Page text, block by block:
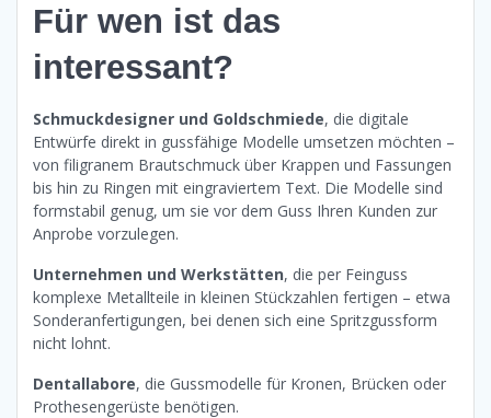
Für wen ist das
interessant?
Schmuckdesigner und Goldschmiede, die digitale
Entwürfe direkt in gussfähige Modelle umsetzen möchten –
von filigranem Brautschmuck über Krappen und Fassungen
bis hin zu Ringen mit eingraviertem Text. Die Modelle sind
formstabil genug, um sie vor dem Guss Ihren Kunden zur
Anprobe vorzulegen.
Unternehmen und Werkstätten, die per Feinguss
komplexe Metallteile in kleinen Stückzahlen fertigen – etwa
Sonderanfertigungen, bei denen sich eine Spritzgussform
nicht lohnt.
Dentallabore, die Gussmodelle für Kronen, Brücken oder
Prothesengerüste benötigen.